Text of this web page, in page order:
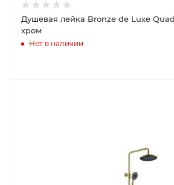
Душевая лейка Bronze de Luxe
хром
Нет в наличии